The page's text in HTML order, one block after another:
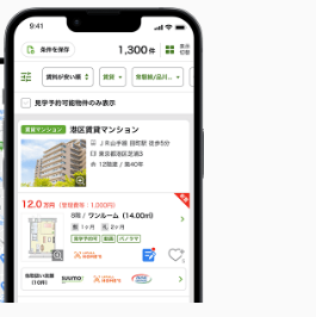
富山県富山市中島２
23.72m²
1K
5.50万円
富山県富山市町村２
22.35m²
1K